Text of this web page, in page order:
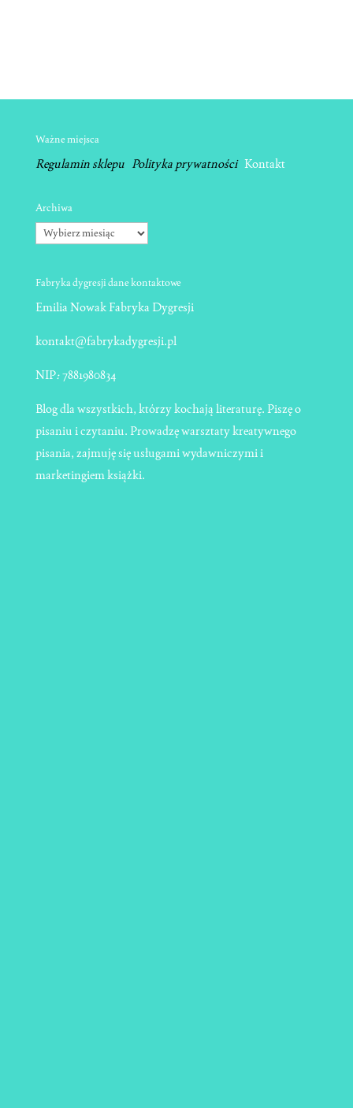
Ważne miejsca
Regulamin sklepu Polityka prywatnościKontakt
Archiwa
Archiwa
Fabryka dygresji dane kontaktowe
Emilia Nowak Fabryka Dygresji
kontakt@fabrykadygresji.pl
NIP:7881980834
Blog dla wszystkich, którzy kochają literaturę. Piszę o
pisaniu i czytaniu. Prowadzę warsztaty kreatywnego
pisania, zajmuję się usługami wydawniczymi i
marketingiem książki.